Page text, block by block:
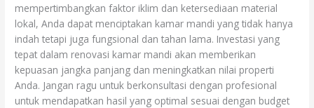
mempertimbangkan faktor iklim dan ketersediaan material
lokal, Anda dapat menciptakan kamar mandi yang tidak hanya
indah tetapi juga fungsional dan tahan lama. Investasi yang
tepat dalam renovasi kamar mandi akan memberikan
kepuasan jangka panjang dan meningkatkan nilai properti
Anda. Jangan ragu untuk berkonsultasi dengan profesional
untuk mendapatkan hasil yang optimal sesuai dengan budget